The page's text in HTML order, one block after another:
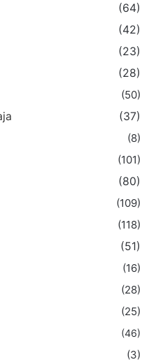
(64)
(42)
(23)
(28)
(50)
(37)
(8)
(101)
(80)
(109)
(118)
(51)
(16)
(28)
(25)
(46)
(3)